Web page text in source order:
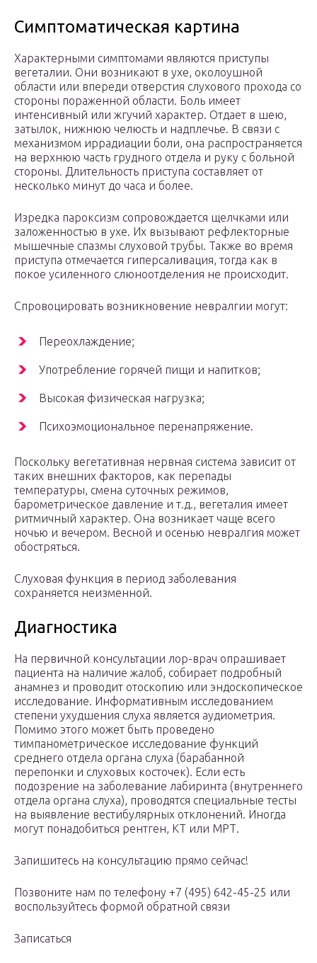
Симптоматическая картина
Характерными симптомами являются приступы
вегеталии. Они возникают в ухе, околоушной
области или впереди отверстия слухового прохода со
стороны пораженной области. Боль имеет
интенсивный или жгучий характер. Отдает в шею,
затылок, нижнюю челюсть и надплечье. В связи с
механизмом иррадиации боли, она распространяется
на верхнюю часть грудного отдела и руку с больной
стороны. Длительность приступа составляет от
несколько минут до часа и более.
Изредка пароксизм сопровождается щелчками или
заложенностью в ухе. Их вызывают рефлекторные
мышечные спазмы слуховой трубы. Также во время
приступа отмечается гиперсаливация, тогда как в
покое усиленного слюноотделения не происходит.
Спровоцировать возникновение невралгии могут:
Переохлаждение;
Употребление горячей пищи и напитков;
Высокая физическая нагрузка;
Психоэмоциональное перенапряжение.
Поскольку вегетативная нервная система зависит от
таких внешних факторов, как перепады
температуры, смена суточных режимов,
барометрическое давление и т.д., вегеталия имеет
ритмичный характер. Она возникает чаще всего
ночью и вечером. Весной и осенью невралгия может
обостряться.
Слуховая функция в период заболевания
сохраняется неизменной.
Диагностика
На первичной консультации лор-врач опрашивает
пациента на наличие жалоб, собирает подробный
анамнез и проводит отоскопию или эндоскопическое
исследование. Информативным исследованием
степени ухудшения слуха является аудиометрия.
Помимо этого может быть проведено
тимпанометрическое исследование функций
среднего отдела органа слуха (барабанной
перепонки и слуховых косточек). Если есть
подозрение на заболевание лабиринта (внутреннего
отдела органа слуха), проводятся специальные тесты
на выявление вестибулярных отклонений. Иногда
могут понадобиться рентген, КТ или МРТ.
Запишитесь на консультацию прямо сейчас!
Позвоните нам по телефону +7 (495) 642-45-25 или
воспользуйтесь формой обратной связи
Записаться